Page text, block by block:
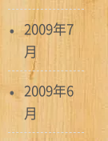
2009年7
月
2009年6
月